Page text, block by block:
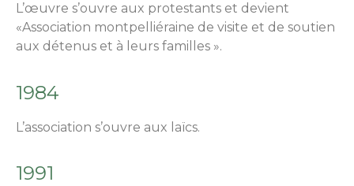
L’œuvre s’ouvre aux protestants et devient
«Association montpelliéraine de visite et de soutien
aux détenus et à leurs familles ».
1984
L’association s’ouvre aux laïcs.
1991